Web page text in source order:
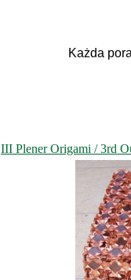
Każda
III Plener Origami / 3rd